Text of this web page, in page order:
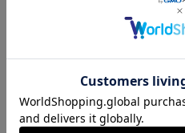
drop flower ring(yellow)